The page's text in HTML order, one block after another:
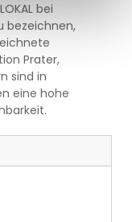
bei
bezeichnen,
Prater,
sind in
eine hohe